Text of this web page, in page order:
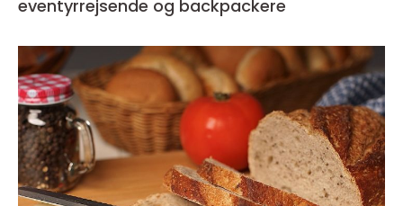
eventyrrejsende og backpackere